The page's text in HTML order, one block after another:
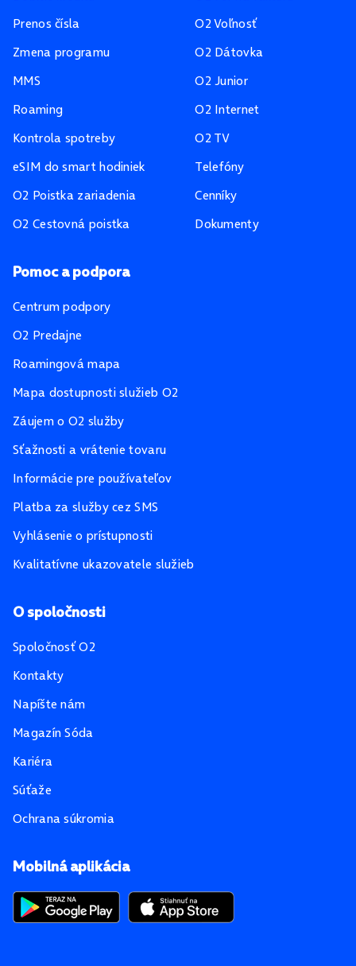
Mobilná aplikácia
Prenos čísla
Zmena programu
MMS
Roaming
Kontrola spotreby
eSIM do smart hodiniek
O2 Poistka zariadenia
O2 Cestovná poistka
O2 Voľnosť
O2 Dátovka
O2 Junior
O2 Internet
O2 TV
Telefóny
Cenníky
Dokumenty
Pomoc a podpora
Centrum podpory
O2 Predajne
Roamingová mapa
Mapa dostupnosti služieb O2
Záujem o O2 služby
Sťažnosti a vrátenie tovaru
Informácie pre používateľov
Platba za služby cez SMS
Vyhlásenie o prístupnosti
Kvalitatívne ukazovatele služieb
O spoločnosti
Spoločnosť O2
Kontakty
Napíšte nám
Magazín Sóda
Kariéra
Súťaže
Ochrana súkromia